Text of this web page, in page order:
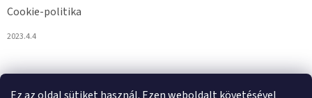
Cookie-politika
2023.4.4